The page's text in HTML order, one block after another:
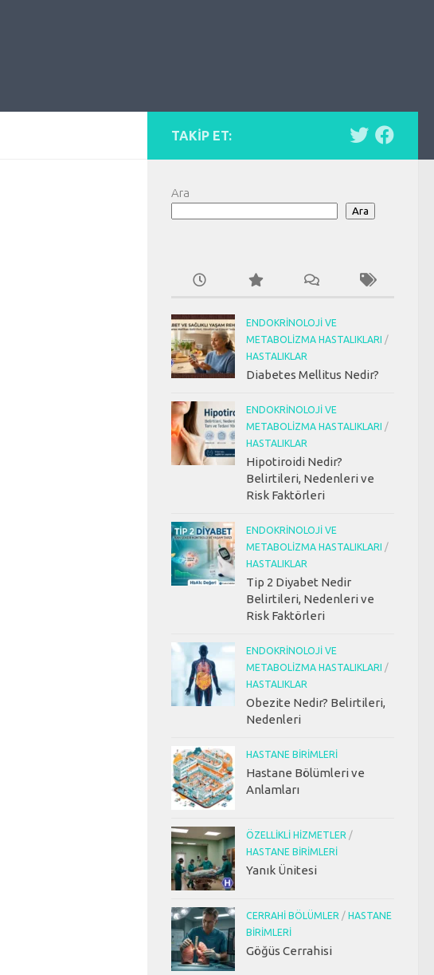
TAKIP ET:
Ara
Ara
ENDOKRINOLOJI VE
METABOLIZMA HASTALIKLARI /
HASTALIKLAR
Diabetes Mellitus Nedir?
ENDOKRINOLOJI VE
METABOLIZMA HASTALIKLARI /
HASTALIKLAR
Hipotiroidi Nedir?
Belirtileri, Nedenleri ve
Risk Faktörleri
ENDOKRINOLOJI VE
METABOLIZMA HASTALIKLARI /
HASTALIKLAR
Tip 2 Diyabet Nedir
Belirtileri, Nedenleri ve
Risk Faktörleri
ENDOKRINOLOJI VE
METABOLIZMA HASTALIKLARI /
HASTALIKLAR
Obezite Nedir? Belirtileri,
Nedenleri
HASTANE BIRIMLERI
Hastane Bölümleri ve
Anlamları
ÖZELLIKLI HIZMETLER /
HASTANE BIRIMLERI
Yanık Ünitesi
CERRAHI BÖLÜMLER / HASTANE
BIRIMLERI
Göğüs Cerrahisi